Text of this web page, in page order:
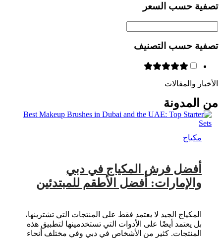
تصفية حسب السعر
تصفية حسب التصنيف
الأخبار والمقالات
من المدونة
مكياج
أفضل فرش المكياج في دبي
والإمارات: أفضل الأطقم للمبتدئين
المكياج الجيد لا يعتمد فقط على المنتجات التي تشترينها،
بل يعتمد أيضًا على الأدوات التي تستخدمينها لتطبيق هذه
المنتجات. كثير من الأشخاص في دبي وفي مختلف أنحاء